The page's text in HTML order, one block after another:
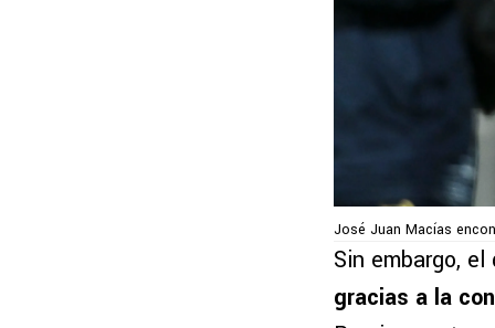
José Juan Macías
Sin embargo,
gracias a la